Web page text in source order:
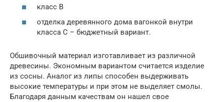
класс В
отделка деревянного дома вагонкой внутри
класса С – бюджетный вариант.
Обшивочный материал изготавливает из различной
древесины. Экономным вариантом считается изделие
из сосны. Аналог из липы способен выдерживать
высокие температуры и при этом не выделяет смолы.
Благодаря данным качествам он нашел свое